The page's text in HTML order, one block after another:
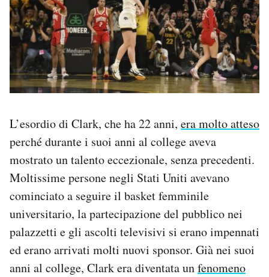
L’esordio di Clark, che ha 22 anni, era molto atteso
perché durante i suoi anni al college aveva
mostrato un talento eccezionale, senza precedenti.
Moltissime persone negli Stati Uniti avevano
cominciato a seguire il basket femminile
universitario, la partecipazione del pubblico nei
palazzetti e gli ascolti televisivi si erano impennati
ed erano arrivati molti nuovi sponsor. Già nei suoi
anni al college, Clark era diventata unfenomeno